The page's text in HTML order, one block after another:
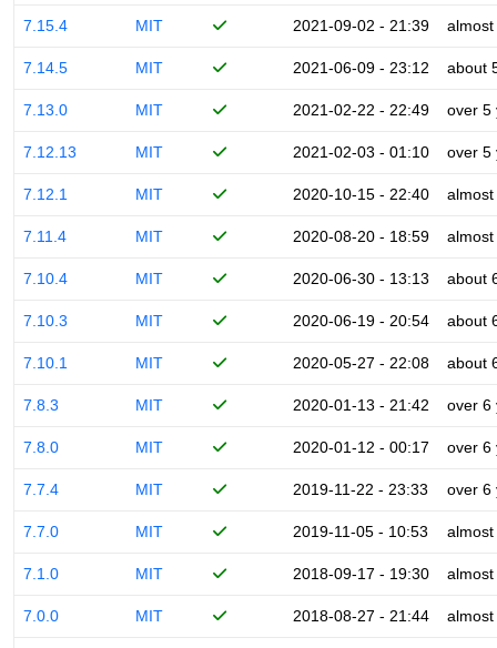
7.15.4 MIT 2021-09-02 - 21:39
7.14.5 MIT 2021-06-09 - 23:12 about
7.13.0 MIT 2021-02-22 - 22:49 over 5
7.12.13 MIT 2021-02-03 - 01:10 over 5
7.12.1 MIT 2020-10-15 - 22:40
7.11.4 MIT 2020-08-20 - 18:59
7.10.4 MIT 2020-06-30 - 13:13 about
7.10.3 MIT 2020-06-19 - 20:54 about
7.10.1 MIT 2020-05-27 - 22:08 about
7.8.3 MIT 2020-01-13 - 21:42 over 6
7.8.0 MIT 2020-01-12 - 00:17 over 6
7.7.4 MIT 2019-11-22 - 23:33 over 6
7.7.0 MIT 2019-11-05 - 10:53
7.1.0 MIT 2018-09-17 - 19:30
7.0.0 MIT 2018-08-27 - 21:44